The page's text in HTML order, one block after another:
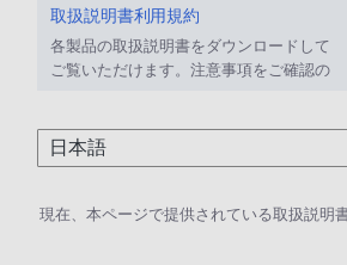
取扱説明書利用規約
各製品の取扱説明書をダウンロードして
ご覧いただけます。注意事項をご確認の
現在、本ページで提供されている取扱説明